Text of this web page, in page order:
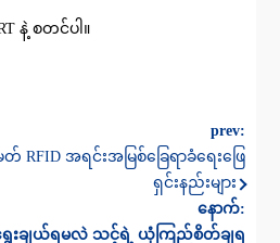
နဲ့ စတင်ပါ။
prev:
အရင်းအမြစ်ခြေရာခံရေးဖြေ
ရှင်းနည်းများ
နောက်:
ေးချယ်ရမလဲ သင့်ရဲ့ ယုံကြည်စိတ်ချရ